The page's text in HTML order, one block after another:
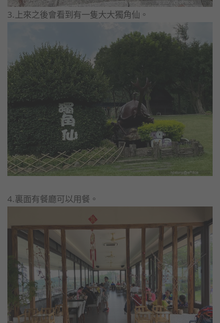
3.上來之後會看到有一隻大大獨角仙。
4.裏面有餐廳可以用餐。